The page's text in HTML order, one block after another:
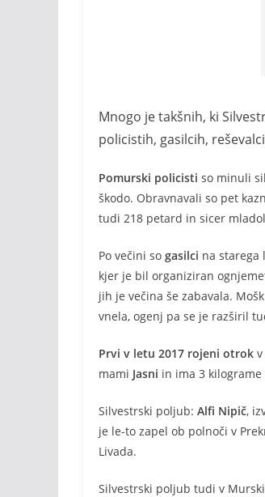
Mnogo je takšnih, ki
policistih, gasilcih,
Pomurski policisti so minuli
škodo. Obravnavali so pet
tudi 218 petard in sicer
Po večini so gasilci na starega
kjer je bil organiziran
jih je večina še zabavala.
vnela, ogenj pa se je razširil
Prvi v letu 2017 rojeni otrok
mami Jasni in ima 3
Silvestrski poljub: Alfi Nipič,
je le-to zapel ob polnoči v
Livada.
Silvestrski poljub tudi v